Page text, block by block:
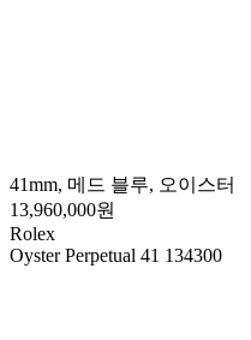
41mm, 메드 블루, 오이스터
13,960,000원
Rolex
Oyster Perpetual 41 134300